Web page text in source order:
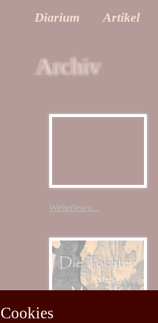
Diarium Artikel
Archiv
Weiterlesen...
Cookies